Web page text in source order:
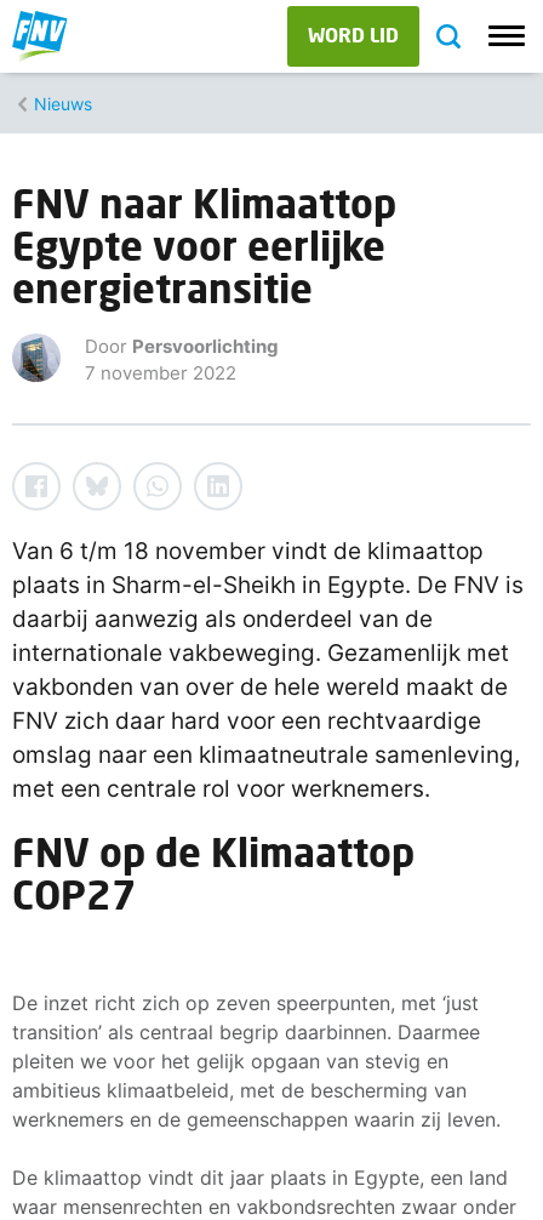
WORD LID
Nieuws
FNV naar Klimaattop
Egypte voor eerlijke
energietransitie
Door Persvoorlichting
7 november 2022
Van 6 t/m 18 november vindt de klimaattop
plaats in Sharm-el-Sheikh in Egypte. De FNV is
daarbij aanwezig als onderdeel van de
internationale vakbeweging. Gezamenlijk met
vakbonden van over de hele wereld maakt de
FNV zich daar hard voor een rechtvaardige
omslag naar een klimaatneutrale samenleving,
met een centrale rol voor werknemers.
FNV op de Klimaattop
COP27
De inzet richt zich op zeven speerpunten, met ‘just
transition’ als centraal begrip daarbinnen. Daarmee
pleiten we voor het gelijk opgaan van stevig en
ambitieus klimaatbeleid, met de bescherming van
werknemers en de gemeenschappen waarin zij leven.
De klimaattop vindt dit jaar plaats in Egypte, een land
waar mensenrechten en vakbondsrechten zwaar onder